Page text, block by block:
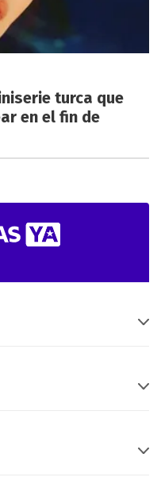
turca que
en el fin de